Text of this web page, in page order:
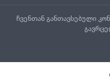
ჩვენთან განთავსებული